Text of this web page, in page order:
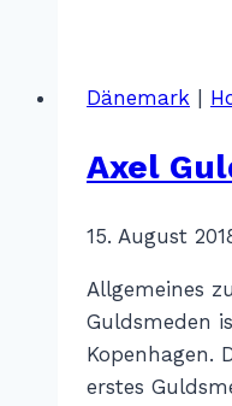
Dänemark |
Axel
VonKatharina
15. August
Allgemeines
Guldsmeden
Kopenhagen.
erstes